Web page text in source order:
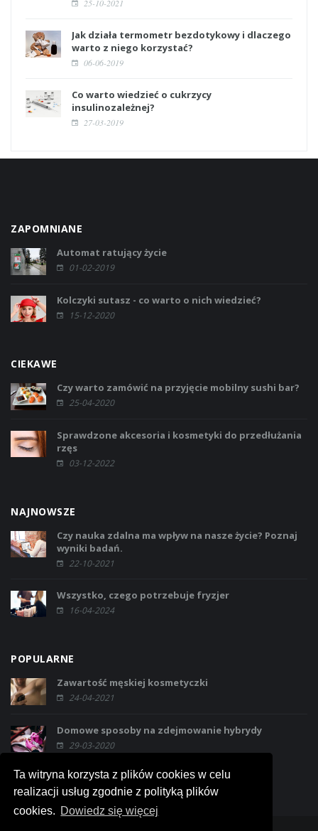
Ta witryna korzysta z plików cookies w celu
realizacji usług zgodnie z polityką plików
cookies. Dowiedz się więcej
25-10-2021
Jak działa termometr bezdotykowy i dlaczego
warto z niego korzystać?
06-06-2019
Co warto wiedzieć o cukrzycy
insulinozależnej?
27-03-2019
ZAPOMNIANE
Automat ratujący życie
01-02-2019
Kolczyki sutasz - co warto o nich wiedzieć?
15-12-2020
CIEKAWE
Czy warto zamówić na przyjęcie mobilny sushi bar?
25-04-2020
Sprawdzone akcesoria i kosmetyki do przedłużania
rzęs
03-12-2022
NAJNOWSZE
Czy nauka zdalna ma wpływ na nasze życie? Poznaj
wyniki badań.
22-10-2021
Wszystko, czego potrzebuje fryzjer
16-04-2024
POPULARNE
Zawartość męskiej kosmetyczki
24-04-2021
Domowe sposoby na zdejmowanie hybrydy
29-03-2020